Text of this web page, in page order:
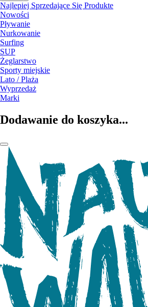
Najlepiej Sprzedające Się Produkte
Nowości
Pływanie
Nurkowanie
Surfing
SUP
Żeglarstwo
Sporty miejskie
Lato / Plaża
Wyprzedaż
Marki
Dodawanie do koszyka...